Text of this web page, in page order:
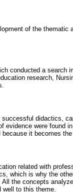
of the thematic
conducted a search
research,
didactics,
evidence were found
it becomes
related with
which is why the
the concepts
well to this theme.